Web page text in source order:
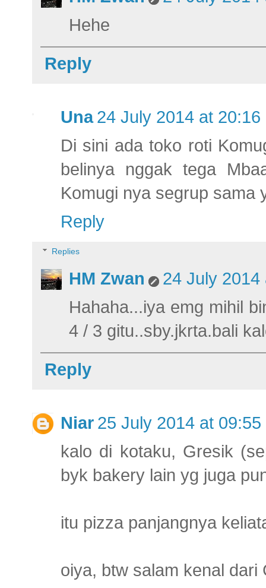
Hehe
Reply
Una 24 July 2014 at 20:16
Di sini ada toko roti
belinya nggak tega
Komugi nya segrup sama
Reply
Replies
HM Zwan
24 July 2014
Hahaha...iya emg mihil
4 / 3 gitu..sby.jkrta.bali
Reply
Niar 25 July 2014 at 09:55
kalo di kotaku, Gresik
byk bakery lain yg juga
itu pizza panjangnya
oiya, btw salam kenal dari